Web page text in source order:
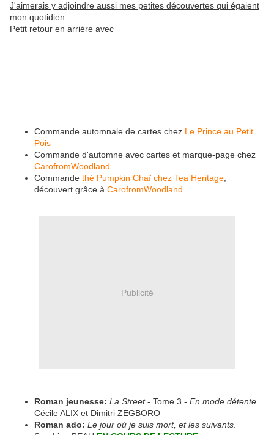
J'aimerais y adjoindre aussi mes petites découvertes qui égaient
mon quotidien.
Petit retour en arrière avec
Commande automnale de cartes chez Le Prince au Petit
Pois
Commande d'automne avec cartes et marque-page chez
CarofromWoodland
Commande thé Pumpkin Chaï chez Tea Heritage
découvert grâce à CarofromWoodland
Publicité
Roman jeunesse: La Street- Tome 3 - En mode détente
Cécile ALIX et Dimitri ZEGBORO
Roman ado: Le jour où je suis mort, et les suivants